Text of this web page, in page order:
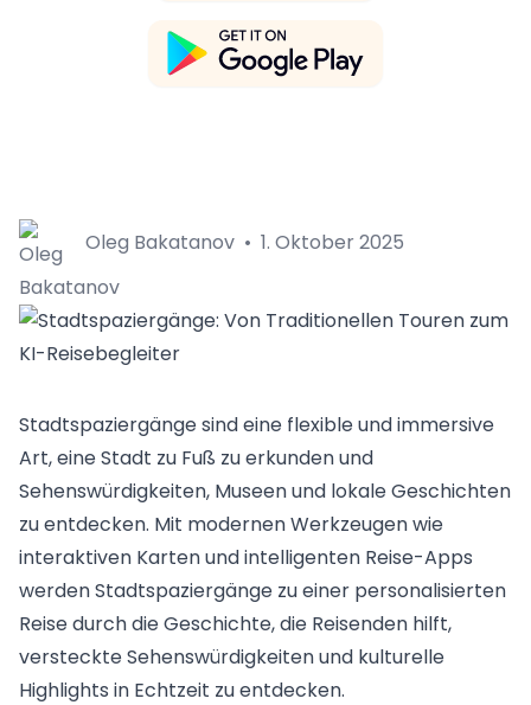
Oleg Bakatanov • 1. Oktober 2025
Stadtspaziergänge sind eine flexible und immersive
Art, eine Stadt zu Fuß zu erkunden und
Sehenswürdigkeiten, Museen und lokale Geschichten
zu entdecken. Mit modernen Werkzeugen wie
interaktiven Karten und intelligenten Reise-Apps
werden Stadtspaziergänge zu einer personalisierten
Reise durch die Geschichte, die Reisenden hilft,
versteckte Sehenswürdigkeiten und kulturelle
Highlights in Echtzeit zu entdecken.